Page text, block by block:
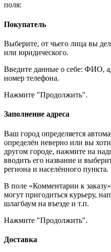
поля:
Покупатель
Выберите, от чьего лица вы
или юридического.
Введите данные о себе: ФИО,
номер телефона.
Нажмите "Продолжить".
Заполнение адреса
Ваш город определяется
определён неверно или вы
другом городе, нажмите на
вводить его название и
региона и населённого пункта.
В поле «Комментарии к
могут пригодиться курьеру,
шлагбаум на въезде и т.п.
Нажмите "Продолжить".
Доставка